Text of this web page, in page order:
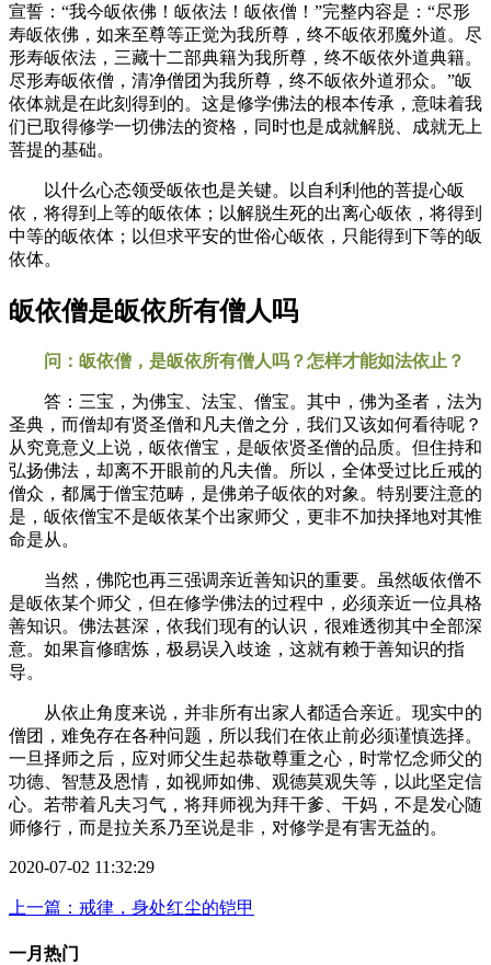
宣誓：“我今皈依佛！皈依法！皈依僧！”完整内容是：“尽形
寿皈依佛，如来至尊等正觉为我所尊，终不皈依邪魔外道。尽
形寿皈依法，三藏十二部典籍为我所尊，终不皈依外道典籍。
尽形寿皈依僧，清净僧团为我所尊，终不皈依外道邪众。”皈
依体就是在此刻得到的。这是修学佛法的根本传承，意味着我
们已取得修学一切佛法的资格，同时也是成就解脱、成就无上
菩提的基础。
以什么心态领受皈依也是关键。以自利利他的菩提心皈
依，将得到上等的皈依体；以解脱生死的出离心皈依，将得到
中等的皈依体；以但求平安的世俗心皈依，只能得到下等的皈
依体。
皈依僧是皈依所有僧人吗
问：皈依僧，是皈依所有僧人吗？怎样才能如法依止？
答：三宝，为佛宝、法宝、僧宝。其中，佛为圣者，法为
圣典，而僧却有贤圣僧和凡夫僧之分，我们又该如何看待呢？
从究竟意义上说，皈依僧宝，是皈依贤圣僧的品质。但住持和
弘扬佛法，却离不开眼前的凡夫僧。所以，全体受过比丘戒的
僧众，都属于僧宝范畴，是佛弟子皈依的对象。特别要注意的
是，皈依僧宝不是皈依某个出家师父，更非不加抉择地对其惟
命是从。
当然，佛陀也再三强调亲近善知识的重要。虽然皈依僧不
是皈依某个师父，但在修学佛法的过程中，必须亲近一位具格
善知识。佛法甚深，依我们现有的认识，很难透彻其中全部深
意。如果盲修瞎炼，极易误入歧途，这就有赖于善知识的指
导。
从依止角度来说，并非所有出家人都适合亲近。现实中的
僧团，难免存在各种问题，所以我们在依止前必须谨慎选择。
一旦择师之后，应对师父生起恭敬尊重之心，时常忆念师父的
功德、智慧及恩情，如视师如佛、观德莫观失等，以此坚定信
心。若带着凡夫习气，将拜师视为拜干爹、干妈，不是发心随
师修行，而是拉关系乃至说是非，对修学是有害无益的。
2020-07-02 11:32:29
上一篇：戒律，身处红尘的铠甲
一月热门